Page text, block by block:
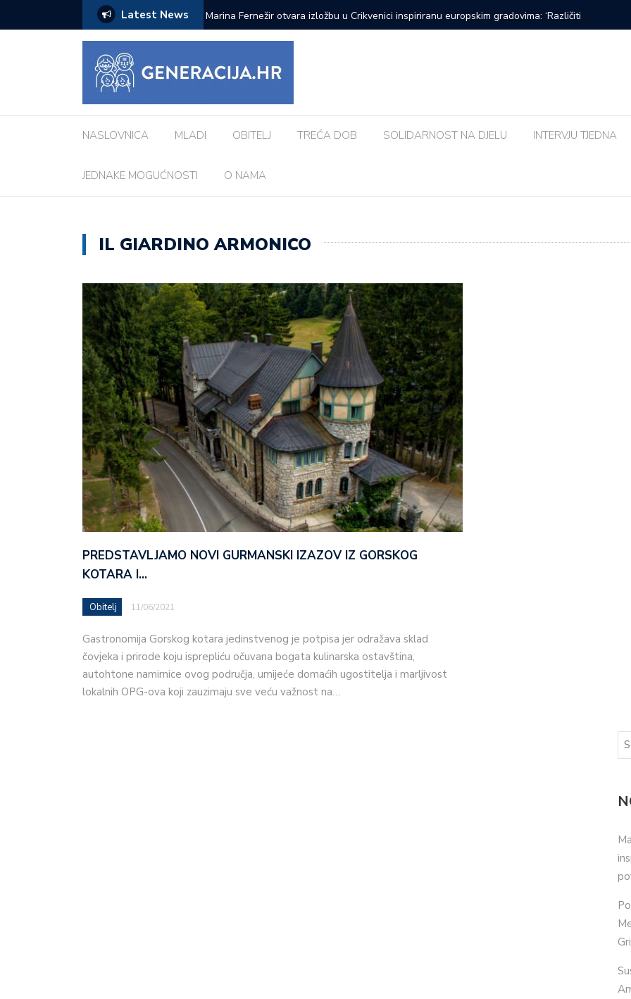
Latest News
inspiriranu europskim gradovima: ‘Različiti
Pod zvjezdanim nebom: Urban&4 i Amira Medunjanin ovoga tjedna u Kaštelu
Morosini-Grimani
bolja od
NASLOVNICA MLADI OBITELJ TREĆA DOB SOLIDARNOST NA DJELU INTERVJU TJEDNA
JEDNAKE MOGUĆNOSTI O NAMA
IL GIARDINO ARMONICO
PREDSTAVLJAMO NOVI GURMANSKI IZAZOV IZ GORSKOG
KOTARA I…
Obitelj 11/06/2021
Gastronomija Gorskog kotara jedinstvenog je potpisa jer odražava sklad
čovjeka i prirode koju isprepliću očuvana bogata kulinarska ostavština,
autohtone namirnice ovog područja, umijeće domaćih ugostitelja i marljivost
lokalnih OPG-ova koji zauzimaju sve veću važnost na…